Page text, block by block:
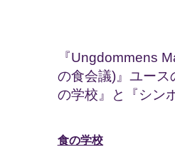
『Ungdommens
の食会議)』ユース
の学校』と『シン
食の学校